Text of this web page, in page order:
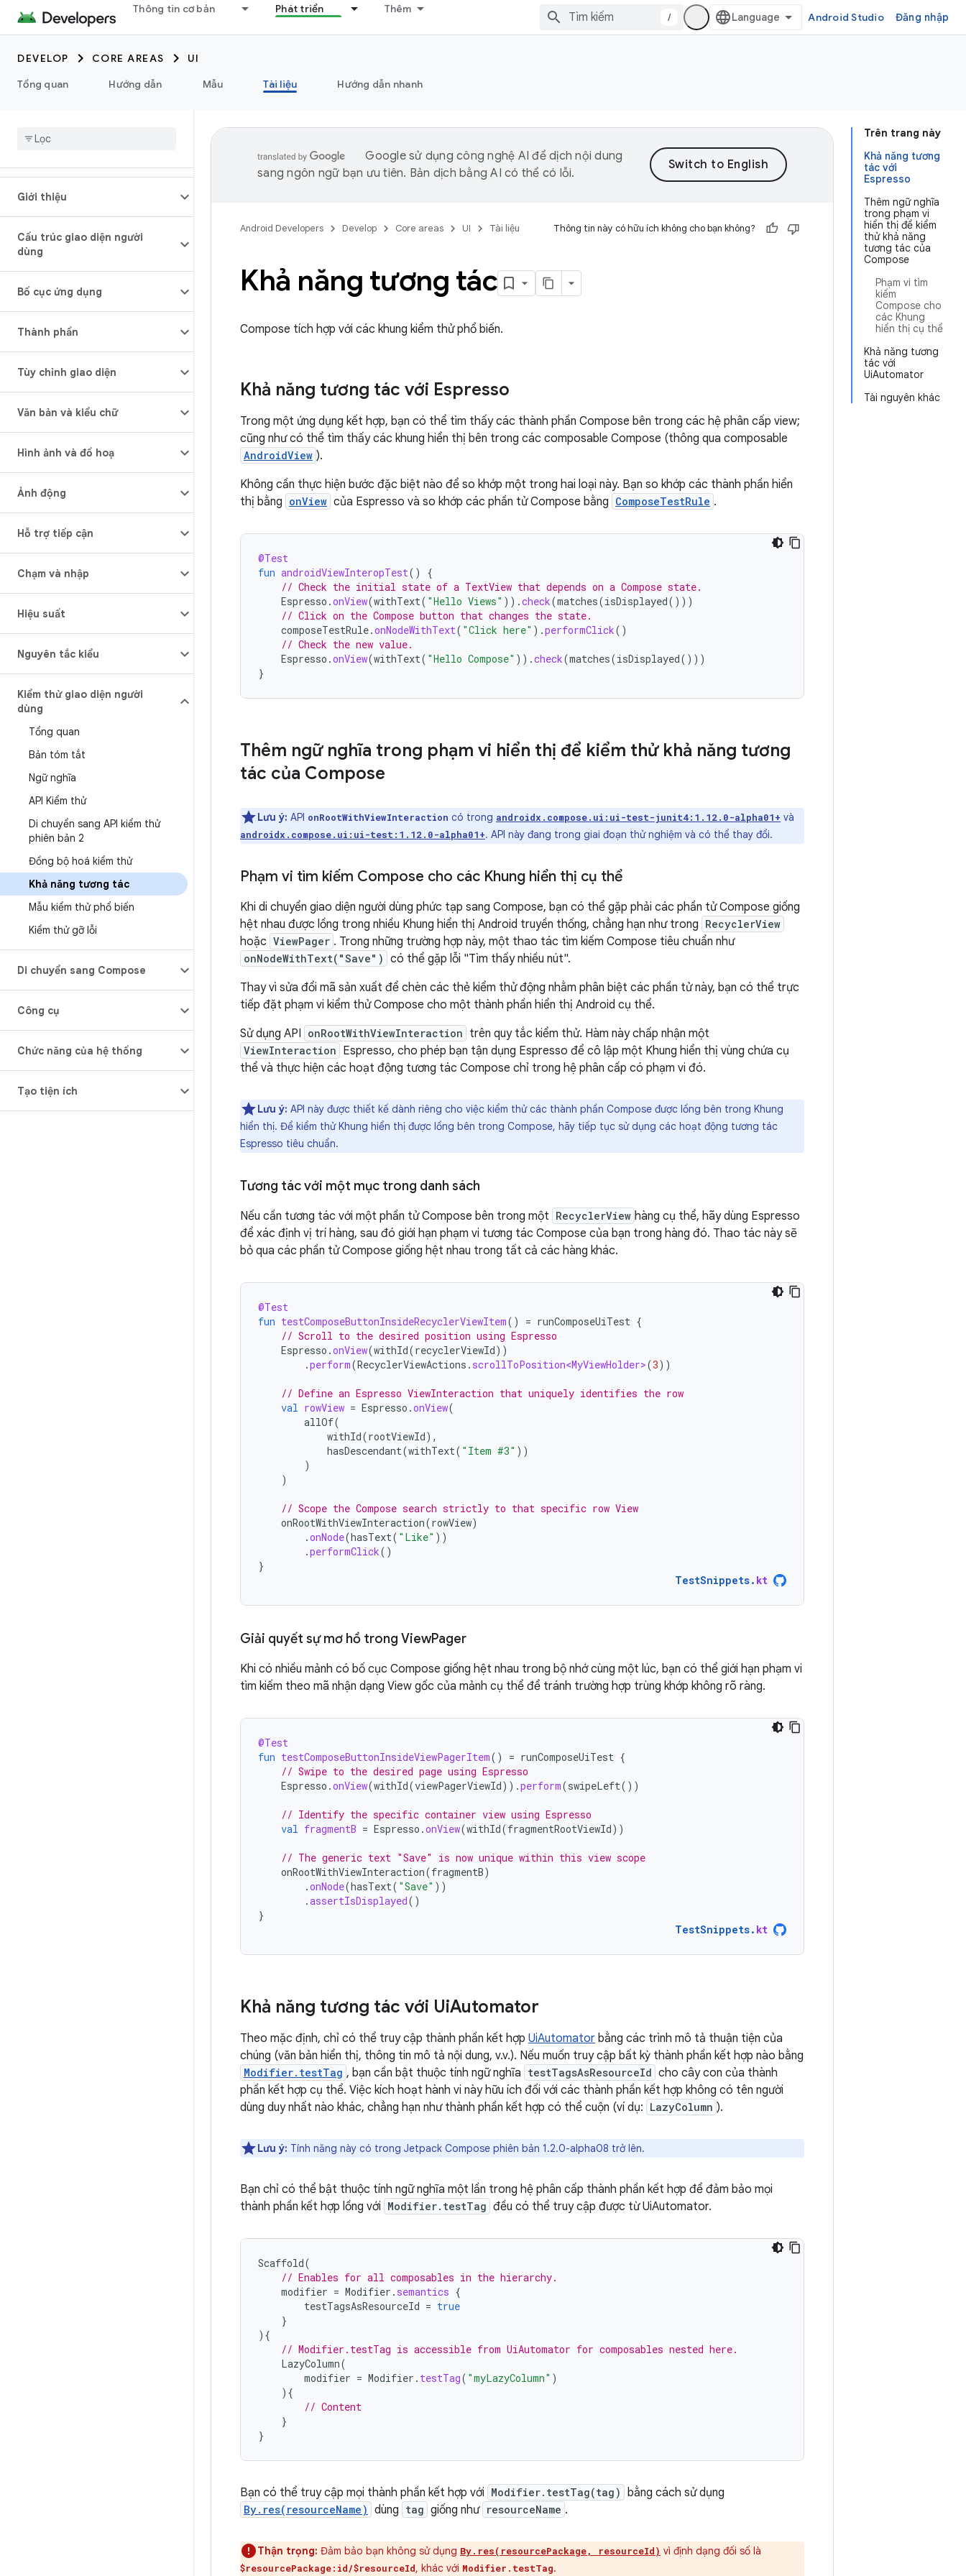
Thông tin cơ bản Phát triển Thêm
/ Android Studio Đăng nhập
DEVELOP CORE AREAS
UI
Tổng quan
Hướng dẫn Mẫu Tài liệu Hướng dẫn nhanh
Giới thiệu
Cấu trúc giao diện người
dùng
Bố cục ứng dụng
Thành phần
Tùy chỉnh giao diện
Văn bản và kiểu chữ
Hình ảnh và đồ hoạ
Ảnh động
Hỗ trợ tiếp cận
Chạm và nhập
Hiệu suất
Nguyên tắc kiểu
Kiểm thử giao diện người
dùng
Tổng quan
Bản tóm tắt
Ngữ nghĩa
API Kiểm thử
Di chuyển sang API kiểm thử
phiên bản 2
Đồng bộ hoá kiểm thử
Khả năng tương tác
Mẫu kiểm thử phổ biến
Kiểm thử gỡ lỗi
Di chuyển sang Compose
Công cụ
Chức năng của hệ thống
Tạo tiện ích
Trên trang này
Khả năng tương
tác với
Espresso
Thêm ngữ nghĩa
trong phạm vi
hiển thị để kiểm
thử khả năng
tương tác của
Compose
Phạm vi tìm
kiếm
Compose cho
các Khung
hiển thị cụ thể
Khả năng tương
tác với
UiAutomator
Tài nguyên khác
Google sử dụng công nghệ AI để dịch nội dung
sang ngôn ngữ bạn ưu tiên. Bản dịch bằng AI có thể có lỗi.
Android Developers Develop Core areas UI Tài liệu Thông tin này có hữu ích không cho bạn không?
Khả năng tương tác
Compose tích hợp với các khung kiểm thử phổ biến.
Khả năng tương tác với Espresso
Trong một ứng dụng kết hợp, bạn có thể tìm thấy các thành phần Compose bên trong các hệ phân cấp view;
cũng như có thể tìm thấy các khung hiển thị bên trong các composable Compose (thông qua composable
AndroidView ).
Không cần thực hiện bước đặc biệt nào để so khớp một trong hai loại này. Bạn so khớp các thành phần hiển
thị bằng onView của Espresso và so khớp các phần tử Compose bằng ComposeTestRule .
@Test
fun androidViewInteropTest()
{
// Check the initial state of a TextView that depends on a Compose state.
Espresso .onView(withText( "Hello Views" )).check(matches(isDisplayed()))
// Click on the Compose button that changes the state.
composeTestRule.onNodeWithText( "Click here" ).performClick()
// Check the new value.
Espresso .onView(withText( "Hello Compose" )).check(matches(isDisplayed()))
}
Thêm ngữ nghĩa trong phạm vi hiển thị để kiểm thử khả năng tương
tác của Compose
Lưu ý: API onRootWithViewInteraction có trong androidx.compose.ui:ui-test-junit4:1.12.0-alpha01+ và
androidx.compose.ui:ui-test:1.12.0-alpha01+. API này đang trong giai đoạn thử nghiệm và có thể thay đổi.
Phạm vi tìm kiếm Compose cho các Khung hiển thị cụ thể
Khi di chuyển giao diện người dùng phức tạp sang Compose, bạn có thể gặp phải các phần tử Compose giống
hệt nhau được lồng trong nhiều Khung hiển thị Android truyền thống, chẳng hạn như trong RecyclerView
hoặc ViewPager . Trong những trường hợp này, một thao tác tìm kiếm Compose tiêu chuẩn như
onNodeWithText("Save") có thể gặp lỗi "Tìm thấy nhiều nút".
Thay vì sửa đổi mã sản xuất để chèn các thẻ kiểm thử động nhằm phân biệt các phần tử này, bạn có thể trực
tiếp đặt phạm vi kiểm thử Compose cho một thành phần hiển thị Android cụ thể.
Sử dụng API onRootWithViewInteraction trên quy tắc kiểm thử. Hàm này chấp nhận một
ViewInteraction Espresso, cho phép bạn tận dụng Espresso để cô lập một Khung hiển thị vùng chứa cụ
thể và thực hiện các hoạt động tương tác Compose chỉ trong hệ phân cấp có phạm vi đó.
Lưu ý: API này được thiết kế dành riêng cho việc kiểm thử các thành phần Compose được lồng bên trong Khung
hiển thị. Để kiểm thử Khung hiển thị được lồng bên trong Compose, hãy tiếp tục sử dụng các hoạt động tương tác
Espresso tiêu chuẩn.
Tương tác với một mục trong danh sách
Nếu cần tương tác với một phần tử Compose bên trong một RecyclerView hàng cụ thể, hãy dùng Espresso
để xác định vị trí hàng, sau đó giới hạn phạm vi tương tác Compose của bạn trong hàng đó. Thao tác này sẽ
bỏ qua các phần tử Compose giống hệt nhau trong tất cả các hàng khác.
@Test
fun testComposeButtonInsideRecyclerViewItem() = runComposeUiTest {
// Scroll to the desired position using Espresso
Espresso .onView(withId(recyclerViewId))
.perform(RecyclerViewActions . scrollToPosition<MyViewHolder>(3))
// Define an Espresso ViewInteraction that uniquely identifies the row
val rowView = Espresso .onView(
allOf(
withId(rootViewId),
hasDescendant(withText( "Item #3" ))
)
)
// Scope the Compose search strictly to that specific row View
onRootWithViewInteraction(rowView)
.onNode(hasText( "Like" ))
.performClick()
}
TestSnippets. kt
Giải quyết sự mơ hồ trong ViewPager
Khi có nhiều mảnh có bố cục Compose giống hệt nhau trong bộ nhớ cùng một lúc, bạn có thể giới hạn phạm vi
tìm kiếm theo mã nhận dạng View gốc của mảnh cụ thể để tránh trường hợp trùng khớp không rõ ràng.
@Test
fun testComposeButtonInsideViewPagerItem() = runComposeUiTest {
// Swipe to the desired page using Espresso
Espresso .onView(withId(viewPagerViewId)).perform(swipeLeft())
// Identify the specific container view using Espresso
val fragmentB = Espresso .onView(withId(fragmentRootViewId))
// The generic text "Save" is now unique within this view scope
onRootWithViewInteraction(fragmentB)
.onNode(hasText( "Save" ))
.assertIsDisplayed()
}
TestSnippets. kt
Khả năng tương tác với UiAutomator
Theo mặc định, chỉ có thể truy cập thành phần kết hợp UiAutomator bằng các trình mô tả thuận tiện của
chúng (văn bản hiển thị, thông tin mô tả nội dung, v.v.). Nếu muốn truy cập bất kỳ thành phần kết hợp nào bằng
Modifier.testTag , bạn cần bật thuộc tính ngữ nghĩa testTagsAsResourceId cho cây con của thành
phần kết hợp cụ thể. Việc kích hoạt hành vi này hữu ích đối với các thành phần kết hợp không có tên người
dùng duy nhất nào khác, chẳng hạn như thành phần kết hợp có thể cuộn (ví dụ: LazyColumn ).
Lưu ý: Tính năng này có trong Jetpack Compose phiên bản 1.2.0-alpha08 trở lên.
Bạn chỉ có thể bật thuộc tính ngữ nghĩa một lần trong hệ phân cấp thành phần kết hợp để đảm bảo mọi
thành phần kết hợp lồng với Modifier.testTag đều có thể truy cập được từ UiAutomator.
Scaffold(
// Enables for all composables in the hierarchy.
modifier = Modifier . semantics {
testTagsAsResourceId = true
}
){
// Modifier.testTag is accessible from UiAutomator for composables nested here.
LazyColumn(
modifier = Modifier . testTag( "myLazyColumn" )
){
// Content
}
}
Bạn có thể truy cập mọi thành phần kết hợp với Modifier.testTag(tag) bằng cách sử dụng
By.res(resourceName) dùng tag giống như resourceName .
Thận trọng: Đảm bảo bạn không sử dụng By.res(resourcePackage, resourceId) vì định dạng đối số là
$resourcePackage:id/$resourceId, khác với Modifier.testTag.